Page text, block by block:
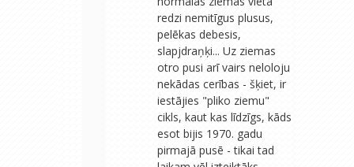
redzi nemitīgus plusus,
pelēkas debesis,
slapjdraņķi... Uz ziemas
otro pusi arī vairs neloloju
nekādas cerības - šķiet, ir
iestājies "pliko ziemu"
cikls, kaut kas līdzīgs, kāds
esot bijis 1970. gadu
pirmajā pusē - tikai tad